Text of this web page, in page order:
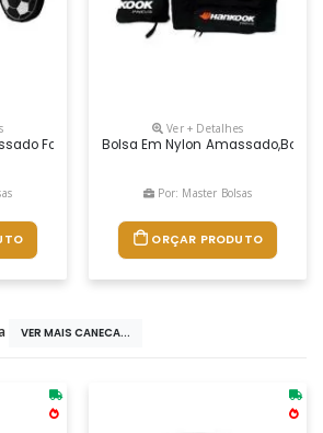
Formato Bola, AlÇa De MÃo E De Ombro
Ver + Detalhes
Bolsa Em Nylon Amassado,bolso
Por: Master Bolsas
ORÇAR PRODUTO
VER MAIS CANECA...